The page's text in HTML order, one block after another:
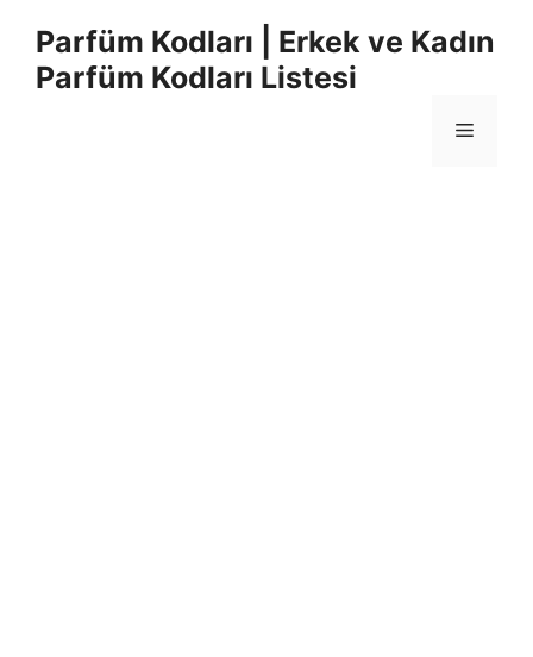
Parfüm Kodları | Erkek ve Kadın
Parfüm Kodları Listesi
Menü